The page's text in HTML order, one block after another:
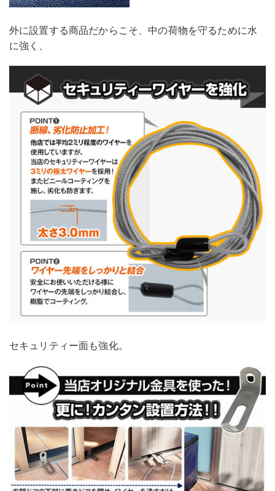
外に設置する商品だからこそ、中の荷物を守るために水
に強く、
セキュリティー面も強化。